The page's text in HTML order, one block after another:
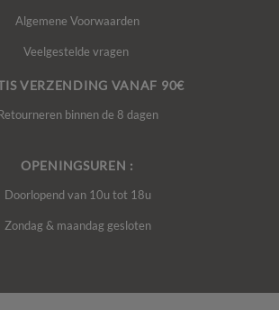
Algemene Voorwaarden
Veelgestelde vragen
VERZENDING VANAF 90€
binnen de 8 dagen
OPENINGSUREN :
Doorlopend van 10u tot 18u
Zondag & maandag gesloten